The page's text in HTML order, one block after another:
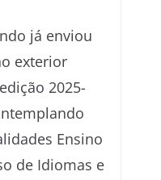
já enviou
exterior
2025-
Ensino
de Idiomas e